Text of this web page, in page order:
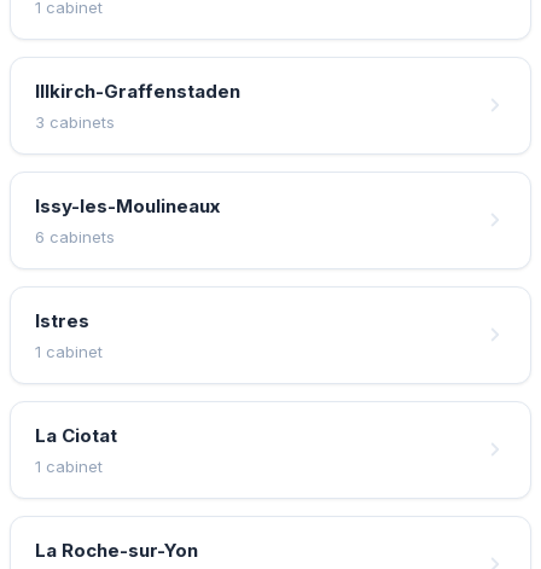
1 cabinet
Illkirch-Graffenstaden
3 cabinets
Issy-les-Moulineaux
6 cabinets
Istres
1 cabinet
La Ciotat
1 cabinet
La Roche-sur-Yon